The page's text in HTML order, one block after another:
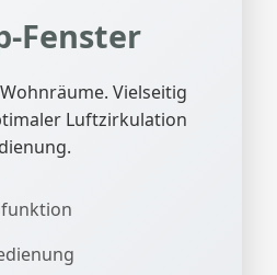
Fenster
Vielseitig
Luftzirkulation